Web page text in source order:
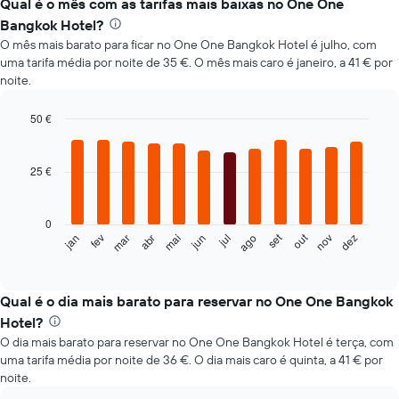
Qual é o mês com as tarifas mais baixas no One One
Bangkok Hotel?
O mês mais barato para ficar no One One Bangkok Hotel é julho, com
uma tarifa média por noite de 35 €. O mês mais caro é janeiro, a 41 € por
noite.
with
12
o
preço
médio
de
um
quarto
jan fev mar abr mai jun jul ago set out nov dez
0
25 €
50 €
Qual é o dia mais barato para reservar no One One Bangkok
Hotel?
O dia mais barato para reservar no One One Bangkok Hotel é terça, com
uma tarifa média por noite de 36 €. O dia mais caro é quinta, a 41 € por
noite.